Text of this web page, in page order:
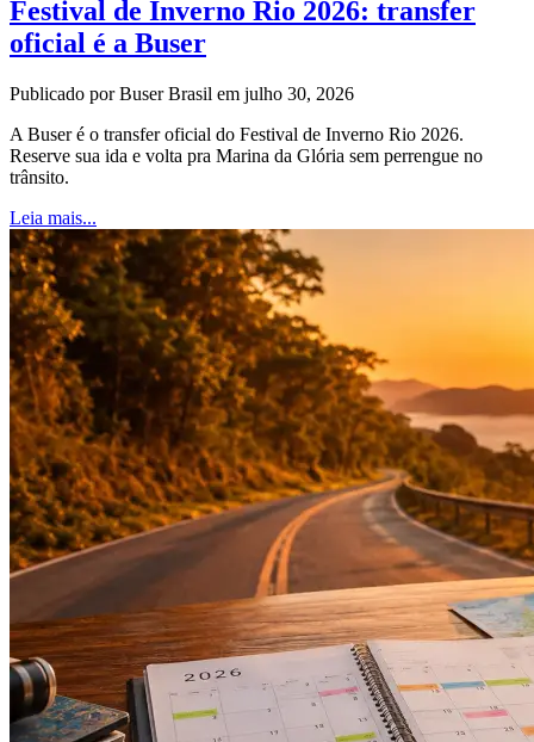
Festival de Inverno Rio 2026: transfer
oficial é a Buser
Publicado por Buser Brasil em julho 30, 2026
A Buser é o transfer oficial do Festival de Inverno Rio 2026.
Reserve sua ida e volta pra Marina da Glória sem perrengue no
trânsito.
Leia mais...